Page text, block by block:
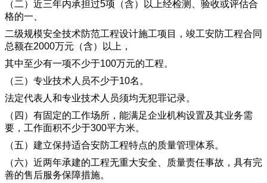
（二）近三年内承担过5项（含）以上经检测、验收或评估合
格的一、
二级规模安全技术防范工程设计施工项目， 竣工安防工程合同
总额在2000万元（含）以上，
其中至少有一项不少于100万元的工程。
（三）专业技术人员不少于10名。
法定代表人和专业技术人员须均无犯罪记录。
（四）有固定的工作场所，能满足企业机构设置及其业务需
要，工作面积不少于300平方米。
（五）建立保持适合安防工程特点的质量管理体系。
（六）近两年承建的工程无重大安全、质量责任事故，具有完
善的售后服务保障措施。